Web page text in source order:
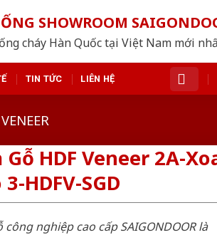
SHOWROOM
cháy Hàn Quốc tại Việt Nam mới
TIN TỨC LIÊN HỆ
Gỗ HDF Veneer 2A-
HDFV-SGD
công nghiệp cao cấp SAIGONDOOR là